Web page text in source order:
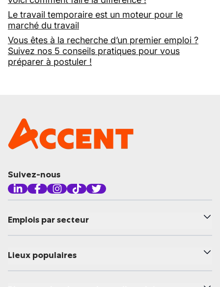
Le travail temporaire est un moteur pour le
marché du travail
Vous êtes à la recherche d’un premier emploi ?
Suivez nos 5 conseils pratiques pour vous
préparer à postuler !
Suivez-nous
Emplois par secteur
Lieux populaires